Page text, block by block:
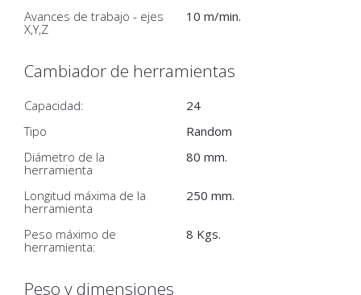
Avances de trabajo - ejes
X,Y,Z
10 m/min.
Cambiador de herramientas
Capacidad:
24
Tipo
Random
Diámetro de la
herramienta
80 mm.
Longitud máxima de la
herramienta
250 mm.
Peso máximo de
herramienta:
8 Kgs.
Peso y dimensiones